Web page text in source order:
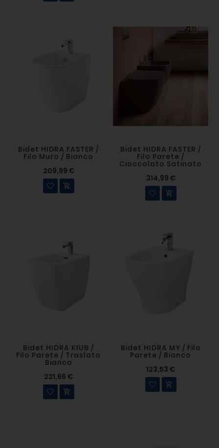
Bidet HIDRA FASTER /
Filo Muro / Bianco
209,99 €

Bidet HIDRA FASTER /
Filo Parete /
Cioccolato Satinato
314,99 €

Bidet HIDRA KIUB /
Filo Parete / Traslato
Bianco
221,66 €

Bidet HIDRA MY / Filo
Parete / Bianco
123,53 €
